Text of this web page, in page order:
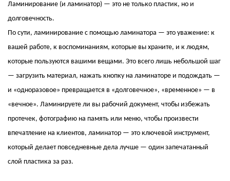
Ламинирование (и ламинатор) — это не только пластик, но и
долговечность.
По сути, ламинирование с помощью ламинатора — это уважение: к
вашей работе, к воспоминаниям, которые вы храните, и к людям,
которые пользуются вашими вещами. Это всего лишь небольшой шаг
— загрузить материал, нажать кнопку на ламинаторе и подождать —
и «одноразовое» превращается в «долговечное», «временное» — в
«вечное». Ламинируете ли вы рабочий документ, чтобы избежать
протечек, фотографию на память или меню, чтобы произвести
впечатление на клиентов, ламинатор — это ключевой инструмент,
который делает повседневные дела лучше — один запечатанный
слой пластика за раз.